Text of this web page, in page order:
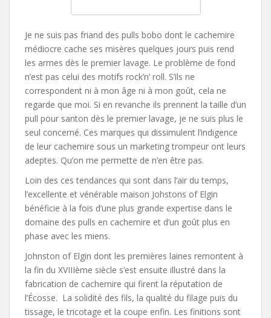
Je ne suis pas friand des pulls bobo dont le cachemire
médiocre cache ses misères quelques jours puis rend
les armes dès le premier lavage. Le problème de fond
n’est pas celui des motifs rock’n’ roll. S’ils ne
correspondent ni à mon âge ni à mon goût, cela ne
regarde que moi. Si en revanche ils prennent la taille d’un
pull pour santon dès le premier lavage, je ne suis plus le
seul concerné. Ces marques qui dissimulent l’indigence
de leur cachemire sous un marketing trompeur ont leurs
adeptes. Qu’on me permette de n’en être pas.
Loin des ces tendances qui sont dans l’air du temps,
l’excellente et vénérable maison Johstons of Elgin
bénéficie à la fois d’une plus grande expertise dans le
domaine des pulls en cachemire et d’un goût plus en
phase avec les miens.
Johnston of Elgin dont les premières laines remontent à
la fin du XVIIIème siècle s’est ensuite illustré dans la
fabrication de cachemire qui firent la réputation de
l’Écosse. La solidité des fils, la qualité du filage puis du
tissage, le tricotage et la coupe enfin. Les finitions sont